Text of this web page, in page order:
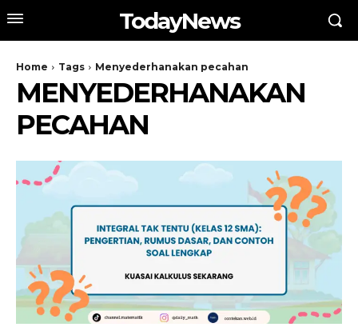
TodayNews
Home Tags Menyederhanakan pecahan
MENYEDERHANAKAN
PECAHAN